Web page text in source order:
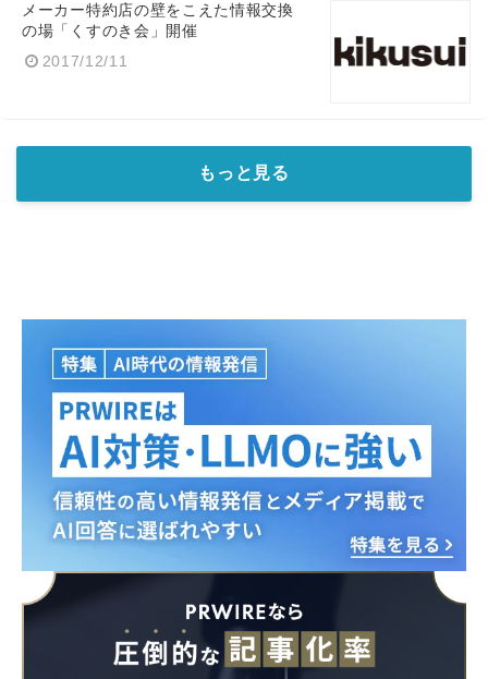
メーカー特約店の壁をこえた情報交換
の場「くすのき会」開催
2017/12/11
もっと見る
Japanese